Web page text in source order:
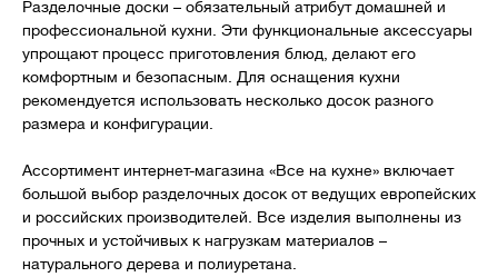
Разделочные доски – обязательный атрибут домашней и
профессиональной кухни. Эти функциональные аксессуары
упрощают процесс приготовления блюд, делают его
комфортным и безопасным. Для оснащения кухни
рекомендуется использовать несколько досок разного
размера и конфигурации.
Ассортимент интернет-магазина «Все на кухне» включает
большой выбор разделочных досок от ведущих европейских
и российских производителей. Все изделия выполнены из
прочных и устойчивых к нагрузкам материалов –
натурального дерева и полиуретана.